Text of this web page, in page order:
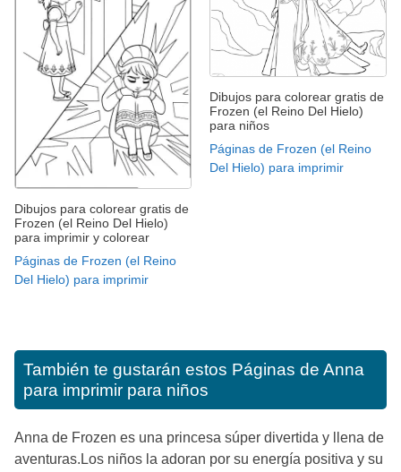
Dibujos para colorear gratis de
Frozen (el Reino Del Hielo)
para imprimir y colorear
Páginas de Frozen (el Reino
Del Hielo) para imprimir
Dibujos para colorear gratis de
Frozen (el Reino Del Hielo)
para niños
Páginas de Frozen (el Reino
Del Hielo) para imprimir
También te gustarán estos Páginas de Anna
para imprimir para niños
Anna de Frozen es una princesa súper divertida y llena de
aventuras.Los niños la adoran por su energía positiva y su